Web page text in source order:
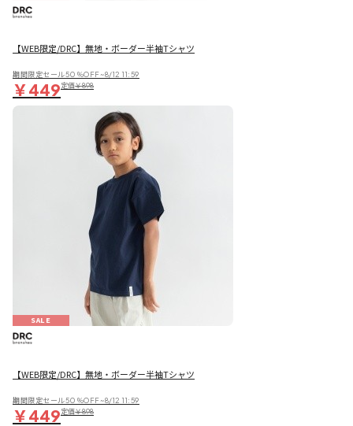
【WEB限定/DRC】無地・ボーダー半袖Tシャツ
期間限定セール50％OFF~8/12 11:59
￥449定価￥898
SALE
【WEB限定/DRC】無地・ボーダー半袖Tシャツ
期間限定セール50％OFF~8/12 11:59
￥449定価￥898